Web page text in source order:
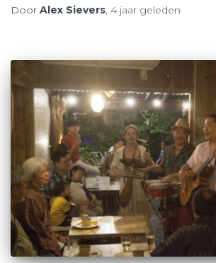
Door Alex Sievers, 4 jaar geleden